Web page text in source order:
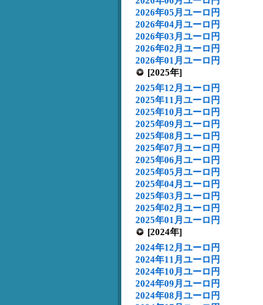
2026年05月ユーロ円
2026年04月ユーロ円
2026年03月ユーロ円
2026年02月ユーロ円
2026年01月ユーロ円
[2025年]
2025年12月ユーロ円
2025年11月ユーロ円
2025年10月ユーロ円
2025年09月ユーロ円
2025年08月ユーロ円
2025年07月ユーロ円
2025年06月ユーロ円
2025年05月ユーロ円
2025年04月ユーロ円
2025年03月ユーロ円
2025年02月ユーロ円
2025年01月ユーロ円
[2024年]
2024年12月ユーロ円
2024年11月ユーロ円
2024年10月ユーロ円
2024年09月ユーロ円
2024年08月ユーロ円